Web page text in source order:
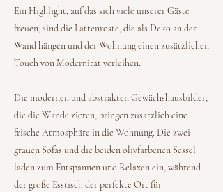
Ein Highlight, auf das sich viele unserer Gäste
freuen, sind die Lattenroste, die als Deko an der
Wand hängen und der Wohnung einen zusätzlichen
Touch von Modernität verleihen.
Die modernen und abstrakten Gewächshausbilder,
die die Wände zieren, bringen zusätzlich eine
frische Atmosphäre in die Wohnung. Die zwei
grauen Sofas und die beiden olivfarbenen Sessel
laden zum Entspannen und Relaxen ein, während
der große Esstisch der perfekte Ort für